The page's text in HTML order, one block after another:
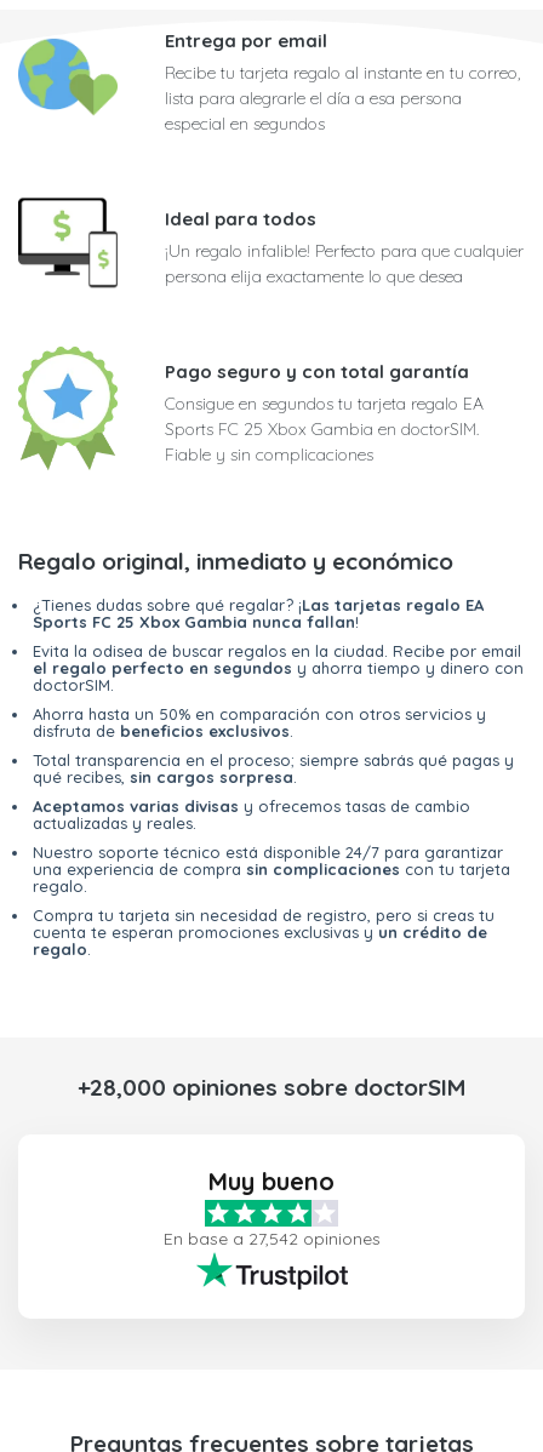
Entrega por email
Recibe tu tarjeta regalo al instante en tu correo,
lista para alegrarle el día a esa persona
especial en segundos
Ideal para todos
¡Un regalo infalible! Perfecto para que cualquier
persona elija exactamente lo que desea
Pago seguro y con total garantía
Consigue en segundos tu tarjeta regalo EA
Sports FC 25 Xbox Gambia en doctorSIM.
Fiable y sin complicaciones
Regalo original, inmediato y económico
¿Tienes dudas sobre qué regalar? ¡Las tarjetas regalo EA
Sports FC 25 Xbox Gambia nunca fallan!
Evita la odisea de buscar regalos en la ciudad. Recibe por email
el regalo perfecto en segundos y ahorra tiempo y dinero con
doctorSIM.
Ahorra hasta un 50% en comparación con otros servicios y
disfruta de beneficios exclusivos
Total transparencia en el proceso; siempre sabrás qué pagas y
qué recibes, sin cargos sorpresa
Aceptamos varias divisas y ofrecemos tasas de cambio
actualizadas y reales.
Nuestro soporte técnico está disponible 24/7 para garantizar
una experiencia de compra sin complicaciones con tu tarjeta
regalo.
Compra tu tarjeta sin necesidad de registro, pero si creas tu
cuenta te esperan promociones exclusivas y un crédito de
regalo
+28,000 opiniones sobre doctorSIM
Muy bueno
En base a 27,542 opiniones
Preguntas frecuentes sobre tarjetas